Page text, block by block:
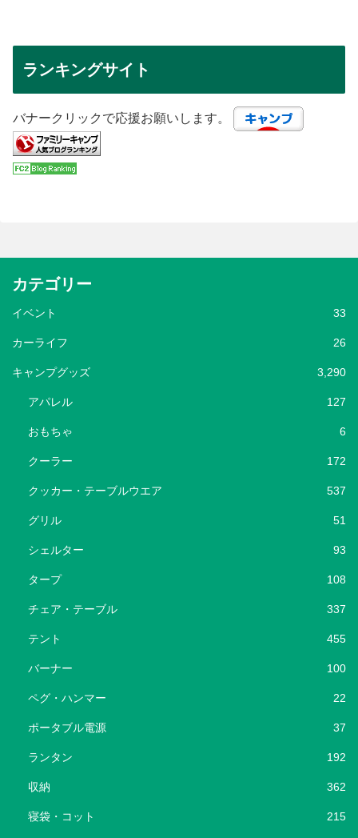
ランキングサイト
バナークリックで応援お願いします。
カテゴリー
イベント 33
カーライフ 26
キャンプグッズ 3,290
アパレル 127
おもちゃ 6
クーラー 172
クッカー・テーブルウエア 537
グリル 51
シェルター 93
タープ 108
チェア・テーブル 337
テント 455
バーナー 100
ペグ・ハンマー 22
ポータブル電源 37
ランタン 192
収納 362
寝袋・コット 215